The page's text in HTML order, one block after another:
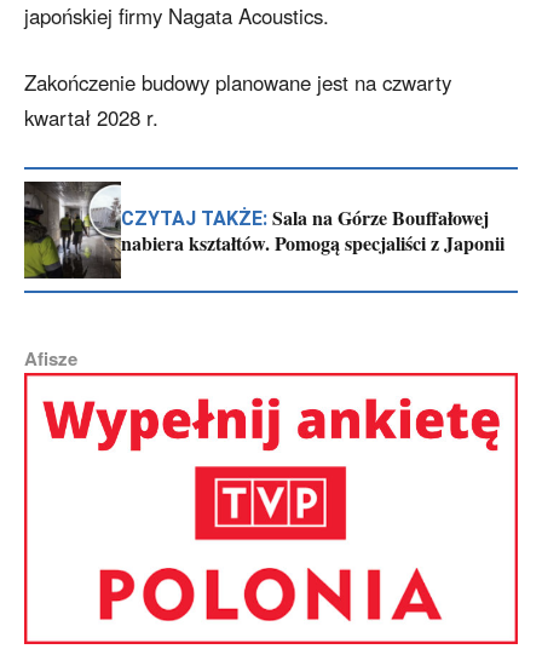
japońskiej firmy Nagata Acoustics.
Zakończenie budowy planowane jest na czwarty
kwartał 2028 r.
CZYTAJ TAKŻE: Sala na Górze Bouffałowej
nabiera kształtów. Pomogą specjaliści z Japonii
Afisze